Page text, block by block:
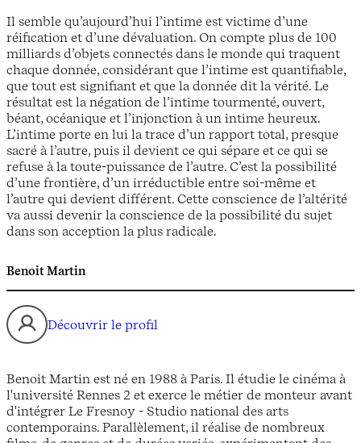
Il semble qu’aujourd’hui l’intime est victime d’une
réification et d’une dévaluation. On compte plus de 100
milliards d’objets connectés dans le monde qui traquent
chaque donnée, considérant que l’intime est quantifiable,
que tout est signifiant et que la donnée dit la vérité. Le
résultat est la négation de l’intime tourmenté, ouvert,
béant, océanique et l’injonction à un intime heureux.
L’intime porte en lui la trace d’un rapport total, presque
sacré à l’autre, puis il devient ce qui sépare et ce qui se
refuse à la toute-puissance de l’autre. C’est la possibilité
d’une frontière, d’un irréductible entre soi-même et
l’autre qui devient différent. Cette conscience de l’altérité
va aussi devenir la conscience de la possibilité du sujet
dans son acception la plus radicale.
Benoit Martin
Découvrir le profil
Benoit Martin est né en 1988 à Paris. Il étudie le cinéma à
l'université Rennes 2 et exerce le métier de monteur avant
d'intégrer Le Fresnoy - Studio national des arts
contemporains. Parallèlement, il réalise de nombreux